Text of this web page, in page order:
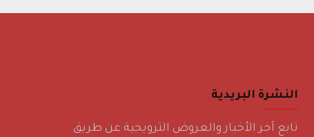
النشرة البريدية
تابع آخر الأخبار والعروض الترويجية عن طريق